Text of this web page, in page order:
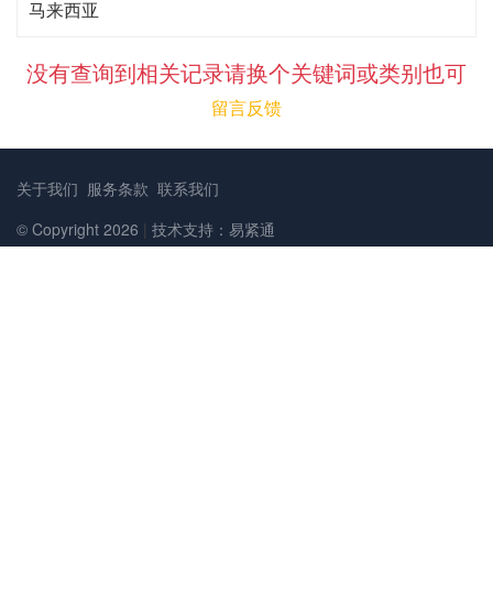
马来西亚
没有查询到相关记录请换个关键词或类别也可
留言反馈
关于我们 服务条款 联系我们
© Copyright 2026 | 技术支持：易紧通